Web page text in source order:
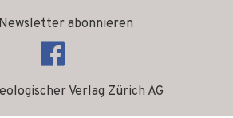
Verlag Zürich AG
Newsletter abonnieren